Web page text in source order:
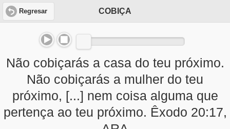
Regresar COBIÇA
Não cobiçarás a casa do teu próximo.
Não cobiçarás a mulher do teu
próximo, [...] nem coisa alguma que
pertença ao teu próximo. Êxodo 20:17,